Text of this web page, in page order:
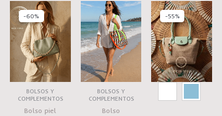
-60%
-60%
BOLSOS Y
COMPLEMENTOS
Bolso piel
El
precio
original
era:
€98.90.
precio
actual
es:
€40.00.
BOLSOS Y
COMPLEMENTOS
Bolso
-55%
-55%
El
precio
original
era:
€66.90.
El
precio
actual
es: